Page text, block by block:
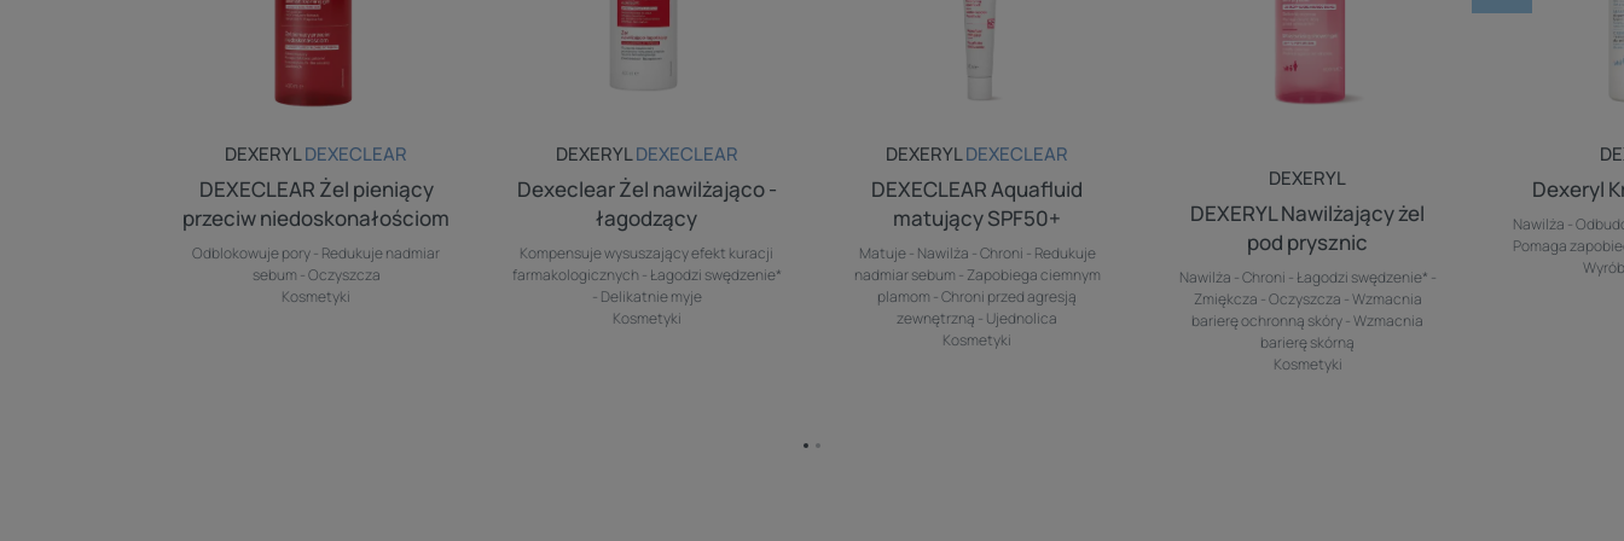
DEXERYLDEXECLEAR
DEXECLEAR Żel pieniący
przeciw niedoskonałościom
Odblokowuje pory - Redukuje nadmiar
sebum - Oczyszcza
Kosmetyki
DEXERYLDEXECLEAR
Dexeclear Żel nawilżająco -
łagodzący
Kompensuje wysuszający efekt kuracji
farmakologicznych - Łagodzi swędzenie*
- Delikatnie myje
Kosmetyki
DEXERYLDEXECLEAR
DEXECLEAR Aquafluid
matujący SPF50+
Matuje - Nawilża - Chroni - Redukuje
nadmiar sebum - Zapobiega ciemnym
plamom - Chroni przed agresją
zewnętrzną - Ujednolica
Kosmetyki
DEXERYL
DEXERYL Nawilżający żel
pod prysznic
Nawilża - Chroni - Łagodzi swędzenie* -
Zmiękcza - Oczyszcza - Wzmacnia
barierę ochronną skóry - Wzmacnia
barierę skórną
Kosmetyki
Dexeryl
Nawilża -
Pomaga
Przejdź
Przejdź